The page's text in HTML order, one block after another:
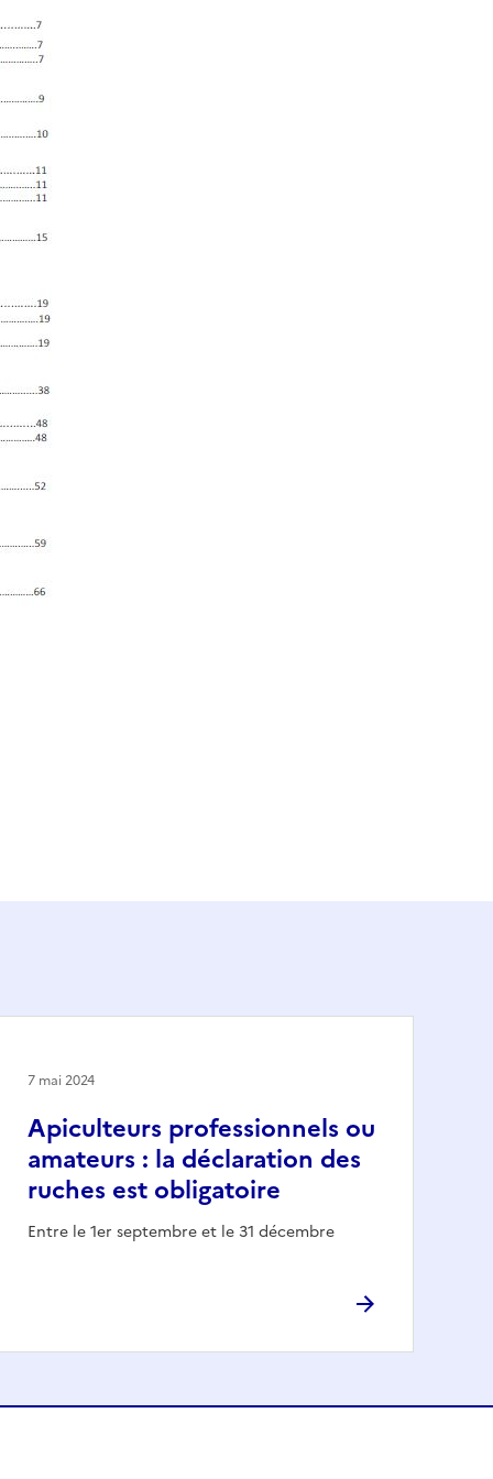
Apiculteurs professionnels ou
amateurs : la déclaration des
ruches est obligatoire
Entre le 1er septembre et le 31 décembre
7 mai 2024